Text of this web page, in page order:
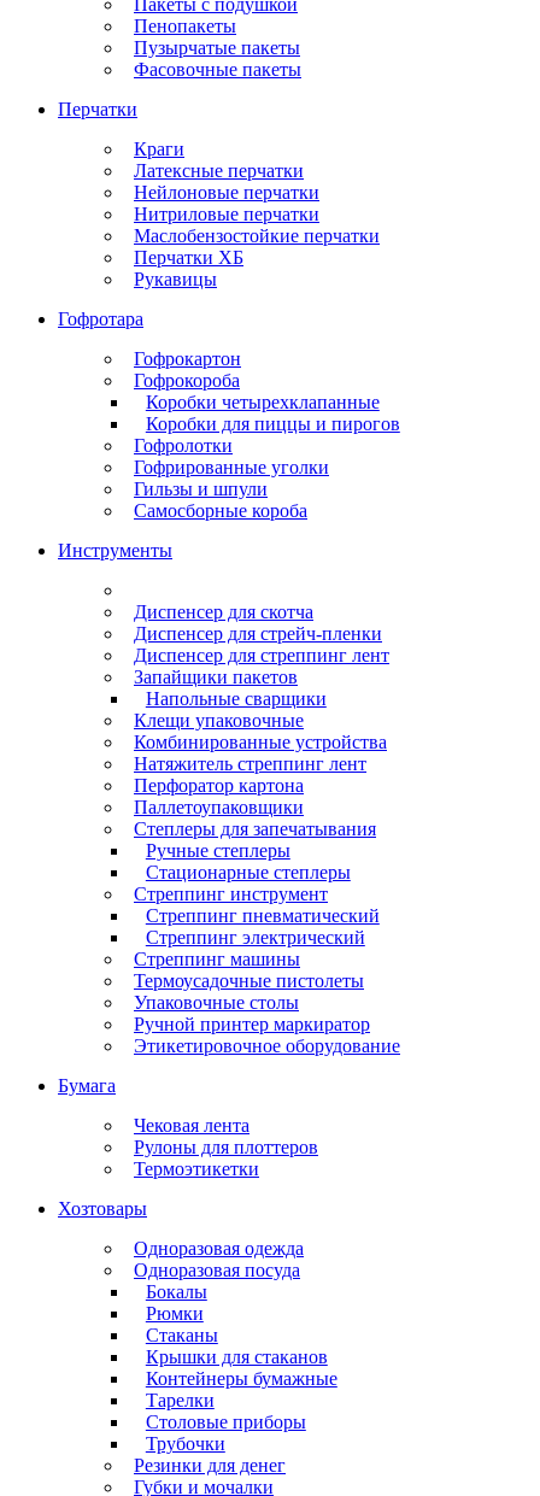
Пакеты с подушкой
Пенопакеты
Пузырчатые пакеты
Фасовочные пакеты
Перчатки
Краги
Латексные перчатки
Нейлоновые перчатки
Нитриловые перчатки
Маслобензостойкие перчатки
Перчатки ХБ
Рукавицы
Гофротара
Гофрокартон
Гофрокороба
Коробки четырехклапанные
Коробки для пиццы и пирогов
Гофролотки
Гофрированные уголки
Гильзы и шпули
Самосборные короба
Инструменты
Диспенсер для скотча
Диспенсер для стрейч-пленки
Диспенсер для стреппинг лент
Запайщики пакетов
Напольные сварщики
Клещи упаковочные
Комбинированные устройства
Натяжитель стреппинг лент
Перфоратор картона
Паллетоупаковщики
Степлеры для запечатывания
Ручные степлеры
Стационарные степлеры
Стреппинг инструмент
Стреппинг пневматический
Стреппинг электрический
Стреппинг машины
Термоусадочные пистолеты
Упаковочные столы
Ручной принтер маркиратор
Этикетировочное оборудование
Бумага
Чековая лента
Рулоны для плоттеров
Термоэтикетки
Хозтовары
Одноразовая одежда
Одноразовая посуда
Бокалы
Рюмки
Стаканы
Крышки для стаканов
Контейнеры бумажные
Тарелки
Столовые приборы
Трубочки
Резинки для денег
Губки и мочалки